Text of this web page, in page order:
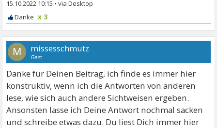
15.10.2022 10:15 •
x 3
M missesschmutz
Gast
Danke für Deinen Beitrag, ich finde es immer hier
konstruktiv, wenn ich die Antworten von anderen
lese, wie sich auch andere Sichtweisen ergeben.
Ansonsten lasse ich Deine Antwort nochmal sacken
und schreibe etwas dazu. Du liest Dich immer hier